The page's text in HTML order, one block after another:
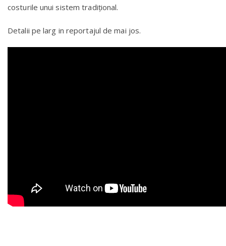
costurile unui sistem tradițional.
Detalii pe larg in reportajul de mai jos.